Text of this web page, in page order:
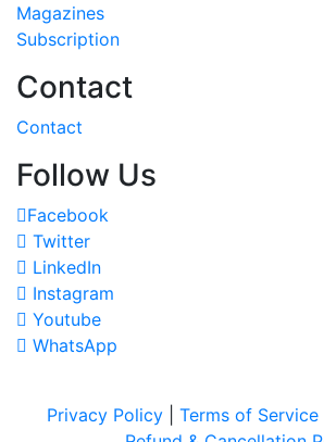
Magazines
Subscription
Contact
Contact
Follow Us
Facebook
Twitter
LinkedIn
Instagram
Youtube
WhatsApp
Privacy Policy Terms of Service